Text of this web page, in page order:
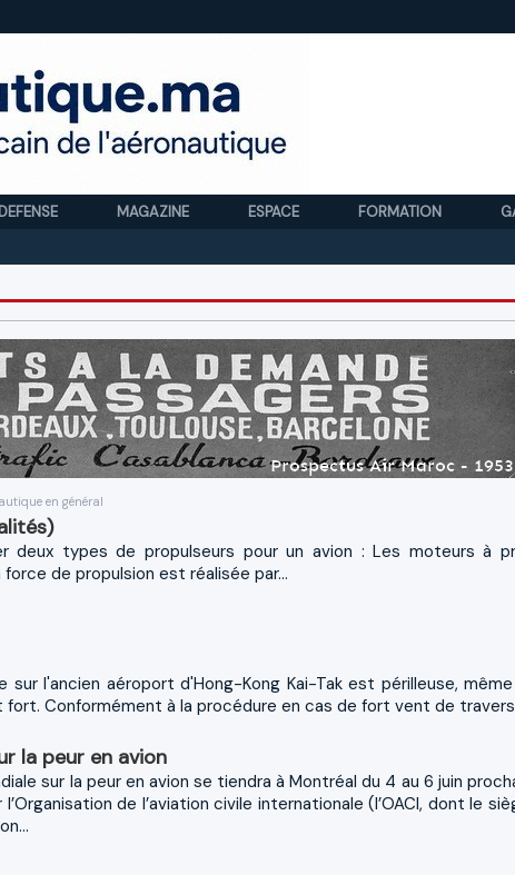
DEFENSE MAGAZINE ESPACE FORMATION
en général
deux types de propulseurs pour un avion : Les moteurs à
de propulsion est réalisée par...
sur l'ancien aéroport d'Hong-Kong Kai-Tak est périlleuse,
Conformément à la procédure en cas de fort vent de
la peur en avion
sur la peur en avion se tiendra à Montréal du 4 au 6 juin
de l’aviation civile internationale (l’OACI, dont le